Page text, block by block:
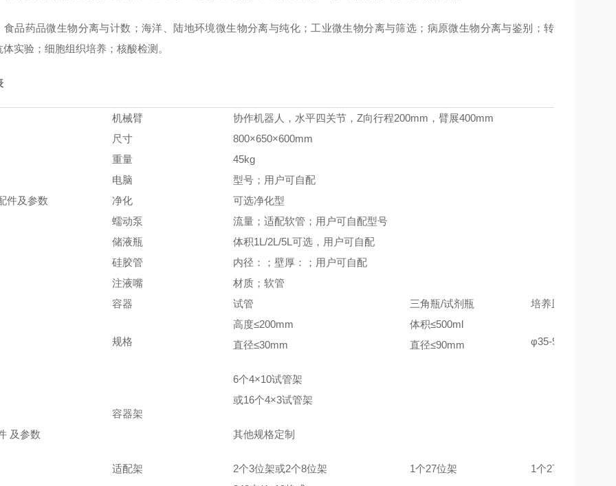
食品药品微生物分离与计数；海洋、陆地环境微生物分离与纯化；工业微生物分离与筛选；病原微生物分离与鉴别；转
实验；细胞组织培养；核酸检测。
件及参数
机械臂
协作机器人，水平四关节，Z向行程200mm，臂展400mm
尺寸
800×650×600mm
重量
45kg
电脑
型号；用户可自配
净化
可选净化型
蠕动泵
流量；适配软管；用户可自配型号
储液瓶
体积1L/2L/5L可选，用户可自配
硅胶管
内径：；壁厚：；用户可自配
注液嘴
材质；软管
及参数
容器 试管 三角瓶/试剂瓶 培养皿
规格
高度≤200mm
直径≤30mm
体积≤500ml
直径≤90mm
φ35-90mm
容器架
6个4×10试管架
或16个4×3试管架
其他规格定制
适配架 2个3位架或2个8位架 1个27位架 1个27位架